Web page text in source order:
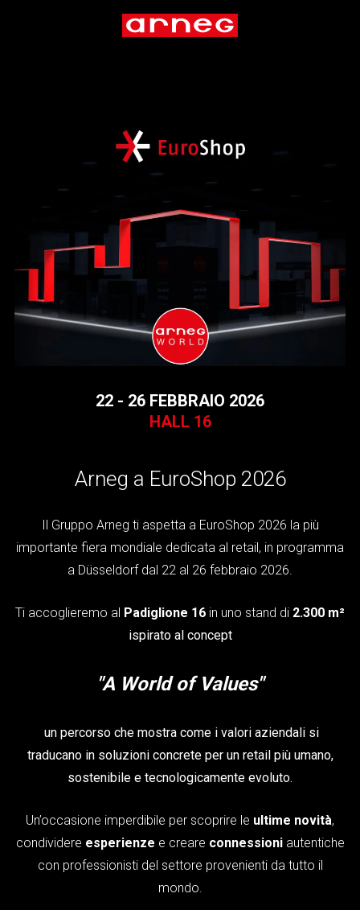
22 - 26 FEBBRAIO 2026
HALL 16
Arneg a EuroShop 2026
Il Gruppo Arneg ti aspetta a EuroShop 2026 la più
importante fiera mondiale dedicata al retail, in programma
a Düsseldorf dal 22 al 26 febbraio 2026.
Ti accoglieremo al Padiglione 16 in uno stand di 2.300 m²
ispirato al concept
"A World of Values"
un percorso che mostra come i valori aziendali si
traducano in soluzioni concrete per un retail più umano,
sostenibile e tecnologicamente evoluto.
Un’occasione imperdibile per scoprire le ultime novità,
condividere esperienze e creare connessioniautentiche
con professionisti del settore provenienti da tutto il
mondo.